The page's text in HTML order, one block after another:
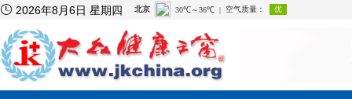
 2026年8月6日 星期四